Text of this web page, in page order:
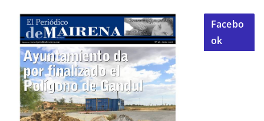
Facebo
ok